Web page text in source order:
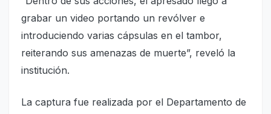
grabar un video portando un revólver e
introduciendo varias cápsulas en el tambor,
reiterando sus amenazas de muerte”, reveló la
institución.
La captura fue realizada por el Departamento de